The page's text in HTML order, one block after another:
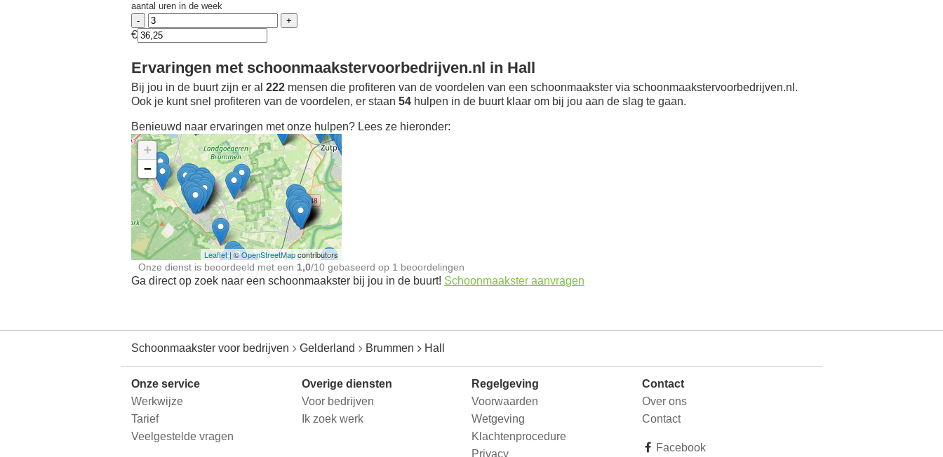
aantal uren in de week
€
Ervaringen met schoonmaakstervoorbedrijven.nl in Hall
Bij jou in de buurt zijn er al 222 mensen die profiteren van de voordelen van een schoonmaakster via schoonmaakstervoorbedrijven.nl.
Ook je kunt snel profiteren van de voordelen, er staan 54 hulpen in de buurt klaar om bij jou aan de slag te gaan.
Benieuwd naar ervaringen met onze hulpen? Lees ze hieronder:
Ontdek meer ervaringen
Schoonmaakster bij
jou in de buurt
+
−
Leaflet| ©OpenStreetMapcontributors
Onze dienst is beoordeeld met een 1,0/10 gebaseerd op 1 beoordelingen
Ga direct op zoek naar een schoonmaakster bij jou in de buurt! Schoonmaakster aanvragen
Schoonmaakster voor bedrijven Gelderland Brummen Hall
Onze service
Werkwijze
Tarief
Veelgestelde vragen
Overige diensten
Voor bedrijven
Ik zoek werk
Regelgeving
Voorwaarden
Wetgeving
Klachtenprocedure
Privacy
Contact
Over ons
Contact
Facebook